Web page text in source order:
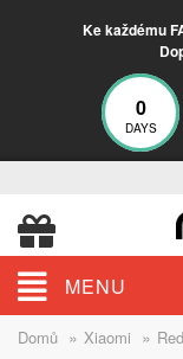
Ke každému
0
DAYS
MENU
Domů » Xiaomi »